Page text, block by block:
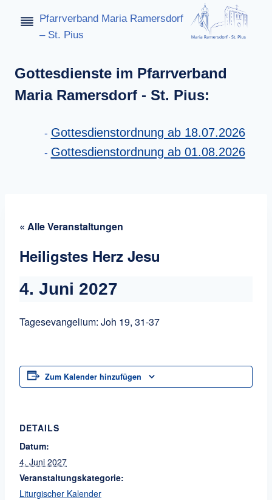
Inhalt
Pfarrverband Maria Ramersdorf
– St. Pius
Gottesdienste im Pfarrverband
Maria Ramersdorf - St. Pius:
Gottesdienstordnung ab 18.07.2026
Gottesdienstordnung ab 01.08.2026
« Alle Veranstaltungen
Heiligstes Herz Jesu
4. Juni 2027
Tagesevangelium: Joh 19, 31-37
Zum Kalender hinzufügen
DETAILS
Datum:
4. Juni 2027
Veranstaltungskategorie:
Liturgischer Kalender